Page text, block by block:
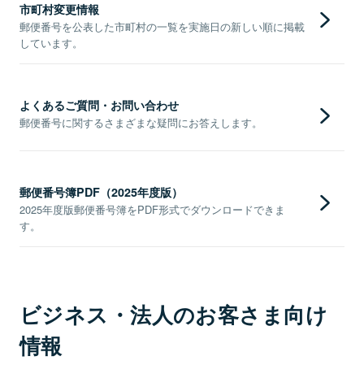
市町村変更情報
郵便番号を公表した市町村の一覧を実施日の新しい順に掲載
しています。
よくあるご質問・お問い合わせ
郵便番号に関するさまざまな疑問にお答えします。
郵便番号簿PDF（2025年度版）
2025年度版郵便番号簿をPDF形式でダウンロードできま
す。
ビジネス・法人のお客さま向け
情報